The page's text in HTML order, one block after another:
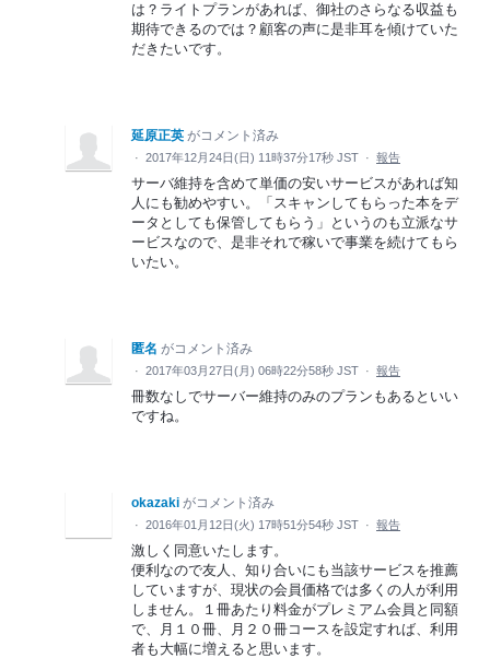
は？ライトプランがあれば、御社のさらなる収益も
期待できるのでは？顧客の声に是非耳を傾けていた
だきたいです。
延原正英 がコメント済み
· 2017年12月24日(日) 11時37分17秒 JST · 報告
サーバ維持を含めて単価の安いサービスがあれば知
人にも勧めやすい。「スキャンしてもらった本をデ
ータとしても保管してもらう」というのも立派なサ
ービスなので、是非それで稼いで事業を続けてもら
いたい。
匿名 がコメント済み
· 2017年03月27日(月) 06時22分58秒 JST · 報告
冊数なしでサーバー維持のみのプランもあるといい
ですね。
okazaki がコメント済み
· 2016年01月12日(火) 17時51分54秒 JST · 報告
激しく同意いたします。
便利なので友人、知り合いにも当該サービスを推薦
していますが、現状の会員価格では多くの人が利用
しません。１冊あたり料金がプレミアム会員と同額
で、月１０冊、月２０冊コースを設定すれば、利用
者も大幅に増えると思います。